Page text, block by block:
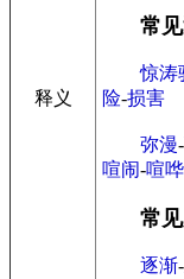
释义
常
惊涛
险-损害
弥漫-
喧闹-喧哗
常
逐渐-